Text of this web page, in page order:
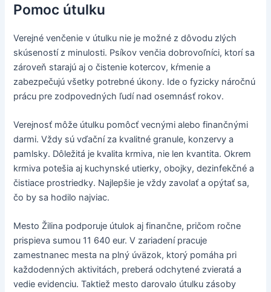
Pomoc útulku
Verejné venčenie v útulku nie je možné z dôvodu zlých
skúseností z minulosti. Psíkov venčia dobrovoľníci, ktorí sa
zároveň starajú aj o čistenie kotercov, kŕmenie a
zabezpečujú všetky potrebné úkony. Ide o fyzicky náročnú
prácu pre zodpovedných ľudí nad osemnásť rokov.
Verejnosť môže útulku pomôcť vecnými alebo finančnými
darmi. Vždy sú vďační za kvalitné granule, konzervy a
pamlsky. Dôležitá je kvalita krmiva, nie len kvantita. Okrem
krmiva potešia aj kuchynské utierky, obojky, dezinfekčné a
čistiace prostriedky. Najlepšie je vždy zavolať a opýtať sa,
čo by sa hodilo najviac.
Mesto Žilina podporuje útulok aj finančne, pričom ročne
prispieva sumou 11 640 eur. V zariadení pracuje
zamestnanec mesta na plný úväzok, ktorý pomáha pri
každodenných aktivitách, preberá odchytené zvieratá a
vedie evidenciu. Taktiež mesto darovalo útulku zásoby